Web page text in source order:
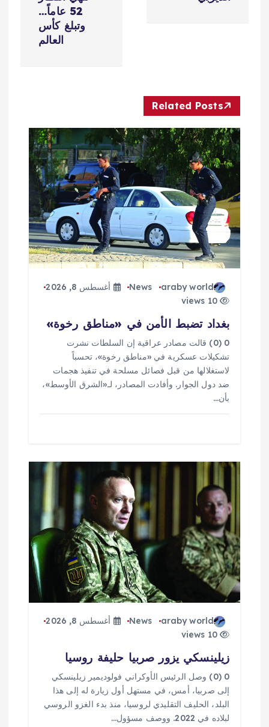
م
ق
ت
52 عاماً…
وتبلغ كأس
العالم
Related Posts
araby world
News
أغسطس 8, 2026
10 views
بغداد تضبط الأمن في «مناطق رخوة»
0 (0) قالت مصادر عراقية إن السلطات نشرت
تشكيلات عسكرية في «مناطق رخوة»، تحسباً
لاستغلالها من قبل فصائل مسلحة في تنفيذ هجمات
ضد دول الجوار. وأفادت المصادر، لـ«الشرق الأوسط»،
بأن…
araby world
News
أغسطس 8, 2026
10 views
زيلينسكي يزور صربيا حليفة روسيا
0 (0) وصل الرئيس الأوكراني فولوديمير زيلينسكي
إلى صربيا، أمس، في مستهل أول زيارة له إلى هذا
البلد، الحليف التقليدي لروسيا، منذ بدء الغزو الروسي
لبلاده في 2022. ووصف مسؤول…